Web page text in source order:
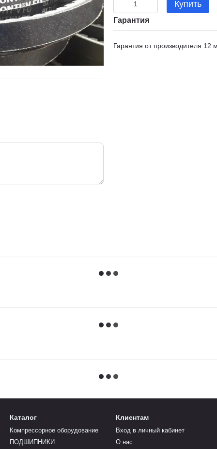
Купить
Гарантия
Гарантия от производителя 12
Каталог
Компрессорное оборудование
ПОДШИПНИКИ
Клиентам
Вход в личный кабинет
О нас